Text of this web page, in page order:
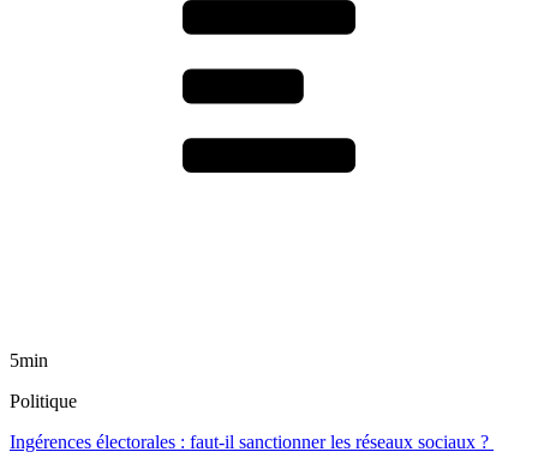
5min
Politique
Ingérences électorales : faut-il sanctionner les réseaux sociaux ?